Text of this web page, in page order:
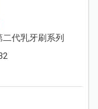
二代乳牙刷系列